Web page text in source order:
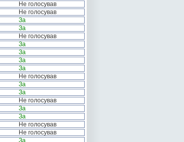
Не голосував
Не голосував
За
За
Не голосував
За
За
За
За
Не голосував
За
За
Не голосував
За
За
Не голосував
Не голосував
За